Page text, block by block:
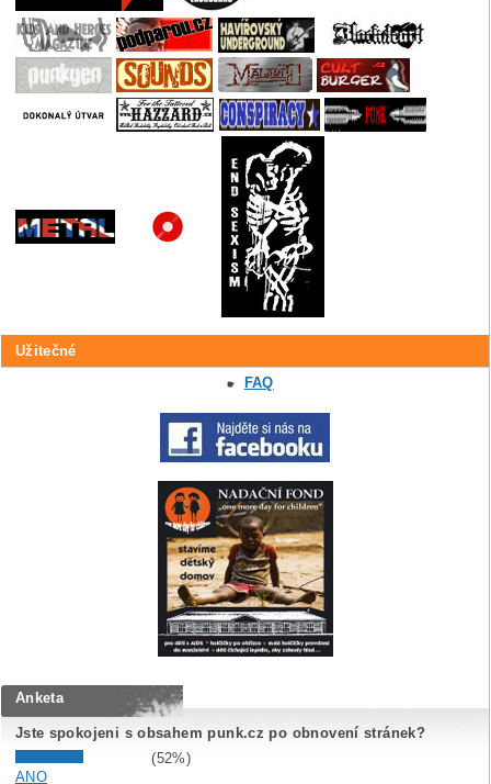
Užitečné
FAQ
Anketa
Jste spokojeni s obsahem punk.cz po obnovení stránek?
(52%)
ANO